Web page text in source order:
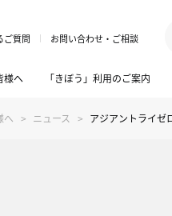
ご質問 お問い合わせ・ご相談
様へ 「きぼう」利用のご案内
へ ニュース アジアントライゼ